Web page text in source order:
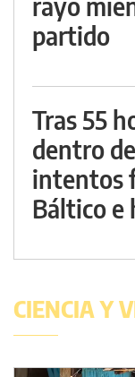
partido
Tras 55
dentro
intentos
Báltico e
CIENCIA Y